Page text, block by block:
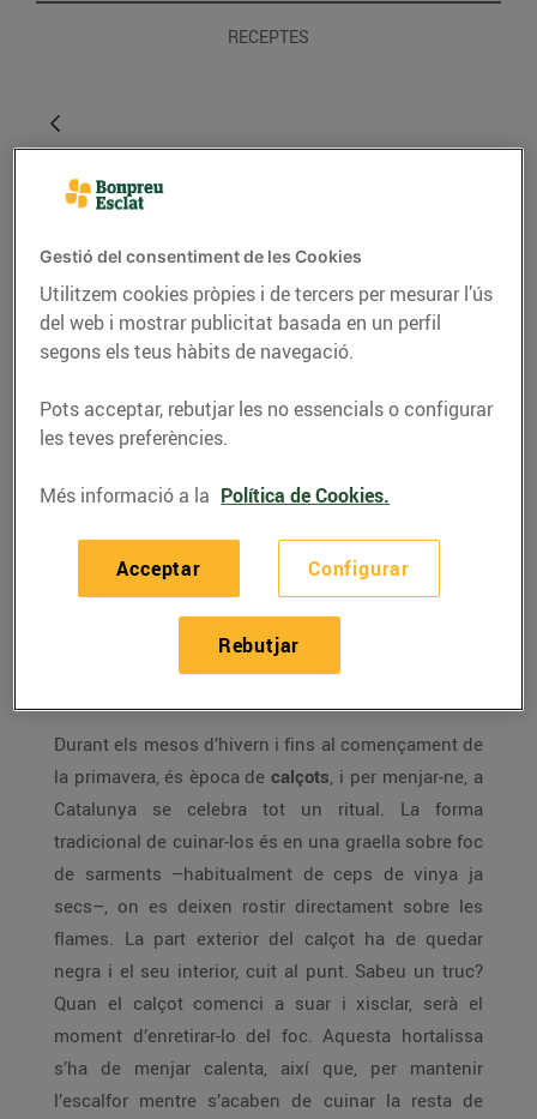
RECEPTES
És temps de calçotades!
26/de febrer/2017
Què és aquesta fumera que desprèn olor a ceba i
aquestes reunions de gent al voltant? Són les
gastronòmiques de Catalunya,
Durant els mesos d’hivern i fins al començament de
la primavera, és època de calçots, i per menjar-ne, a
Catalunya se celebra tot un ritual. La forma
tradicional de cuinar-los és en una graella sobre foc
de sarments –habitualment de ceps de vinya ja
secs–, on es deixen rostir directament sobre les
flames. La part exterior del calçot ha de quedar
negra i el seu interior, cuit al punt. Sabeu un truc?
Quan el calçot comenci a suar i xisclar, serà el
moment d’enretirar-lo del foc. Aquesta hortalissa
s’ha de menjar calenta, així que, per mantenir
l’escalfor mentre s’acaben de cuinar la resta de
Gestió del consentiment de les Cookies
Utilitzem cookies pròpies i de tercers per mesurar l’ús
del web i mostrar publicitat basada en un perfil
segons els teus hàbits de navegació.
Pots acceptar, rebutjar les no essencials o configurar
les teves preferències.
Més informació a la Política de Cookies.
Configurar
Rebutjar
Acceptar